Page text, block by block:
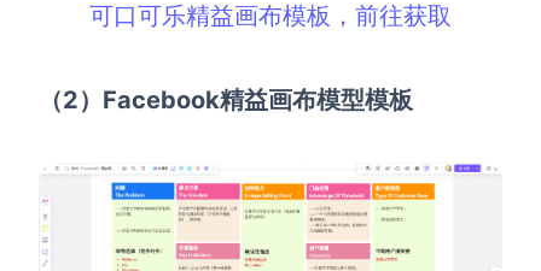
可口可乐精益画布模板，前往获取
（2）Facebook精益画布模型模板